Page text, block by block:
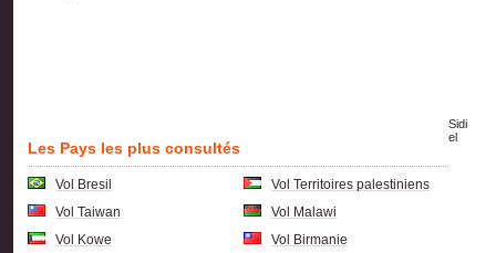
Les Pays les plus consultés
Vol Bresil
Vol Territoires palestiniens
Vol Taiwan
Vol Malawi
Vol Kowe
Vol Birmanie
Sidi
el